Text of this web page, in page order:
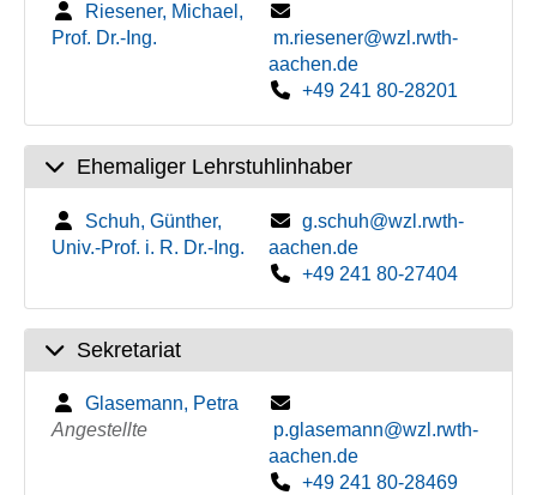
Riesener, Michael,
Prof. Dr.-Ing.
m.riesener@wzl.rwth-
aachen.de
+49 241 80-28201
Ehemaliger Lehrstuhlinhaber
Schuh, Günther,
Univ.-Prof. i. R. Dr.-Ing.
g.schuh@wzl.rwth-
aachen.de
+49 241 80-27404
Sekretariat
Glasemann, Petra
Angestellte
p.glasemann@wzl.rwth-
aachen.de
+49 241 80-28469